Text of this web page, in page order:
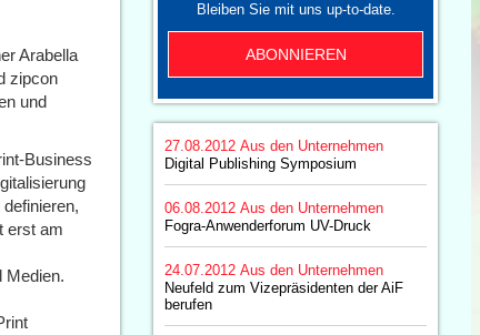
Arabella
zipcon
und
Business
erst am
Medien.
Bleiben Sie mit uns up-to-date.
ABONNIEREN
27.08.2012 Aus den Unternehmen
Digital Publishing Symposium
06.08.2012 Aus den Unternehmen
Fogra-Anwenderforum UV-Druck
24.07.2012 Aus den Unternehmen
Neufeld zum Vizepräsidenten der AiF
berufen